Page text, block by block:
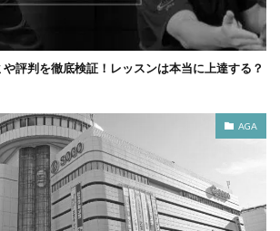
評判を徹底検証！レッスンは本当に上達する？
AGA